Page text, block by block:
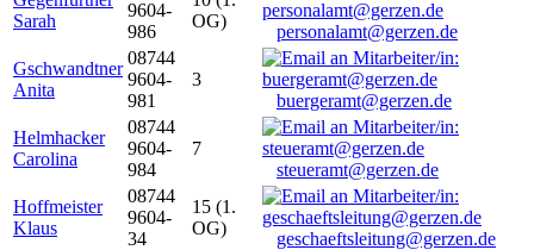
Sarah
9604-
986
OG)
personalamt@gerzen.de
Gschwandtner
Anita
08744
9604-
981
3
buergeramt@gerzen.de
Helmhacker
Carolina
08744
9604-
984
7
steueramt@gerzen.de
Hoffmeister
Klaus
08744
9604-
34
15 (1.
OG)
geschaeftsleitung@gerzen.de